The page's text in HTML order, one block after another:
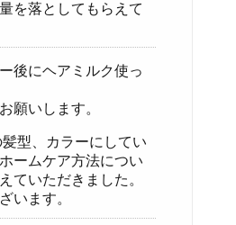
を落としてもらえて
後にヘアミルク使っ
願いします。
型、カラーにしてい
ームケア方法につい
ていただきました。
います。